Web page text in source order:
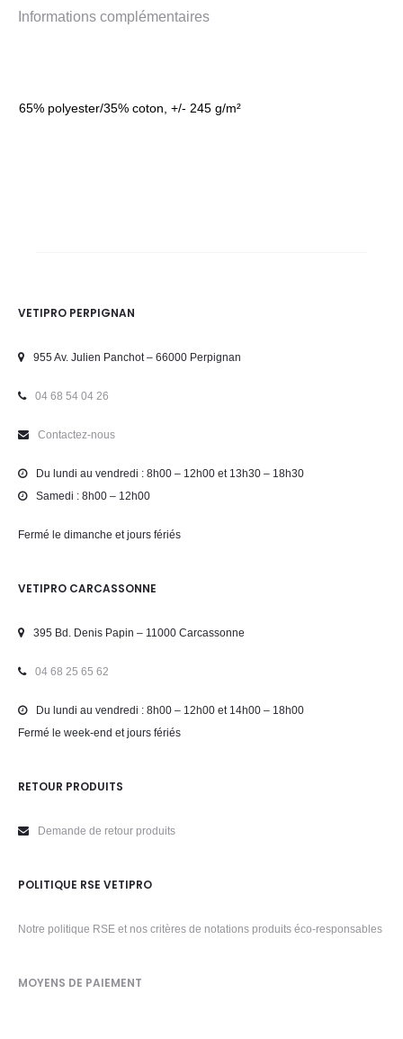
Informations complémentaires
65% polyester/35% coton, +/- 245 g/m²
VETIPRO PERPIGNAN
955 Av. Julien Panchot – 66000 Perpignan
04 68 54 04 26
Contactez-nous
Du lundi au vendredi : 8h00 – 12h00 et 13h30 – 18h30
Samedi : 8h00 – 12h00
Fermé le dimanche et jours fériés
VETIPRO CARCASSONNE
395 Bd. Denis Papin – 11000 Carcassonne
04 68 25 65 62
Du lundi au vendredi : 8h00 – 12h00 et 14h00 – 18h00
Fermé le week-end et jours fériés
RETOUR PRODUITS
Demande de retour produits
POLITIQUE RSE VETIPRO
Notre politique RSE et nos critères de notations produits éco-responsables
MOYENS DE PAIEMENT